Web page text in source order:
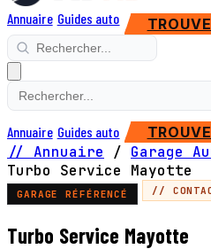
Annuaire Guides auto
Annuaire Guides auto
// Annuaire / Garage
Turbo Service Mayotte
GARAGE RÉFÉRENCÉ //
Turbo Service Mayotte